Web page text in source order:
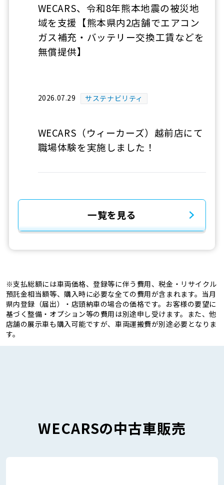
一覧を見る
WECARS、令和8年熊本地震の被災地
域を支援【熊本県内2店舗でエアコン
ガス補充・バッテリー交換工賃などを
無償提供】
2026.07.29 サステナビリティ
WECARS（ウィーカーズ）越前店にて
職場体験を実施しました！
※支払総額には車両価格、登録等に伴う費用、税金・リサイクル
預託金相当額等、購入時に必要な全ての費用が含まれます。当月
県内登録（届出）・店頭納車の場合の価格です。お客様の要望に
基づく整備・オプション等の費用は別途申し受けます。また、他
店舗の展示車も購入可能ですが、車両運搬費が別途必要となりま
す。
WECARSの中古車販売